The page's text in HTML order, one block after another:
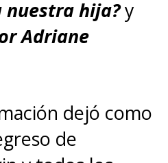
nuestra hija?y
Adriane
dejó como
de